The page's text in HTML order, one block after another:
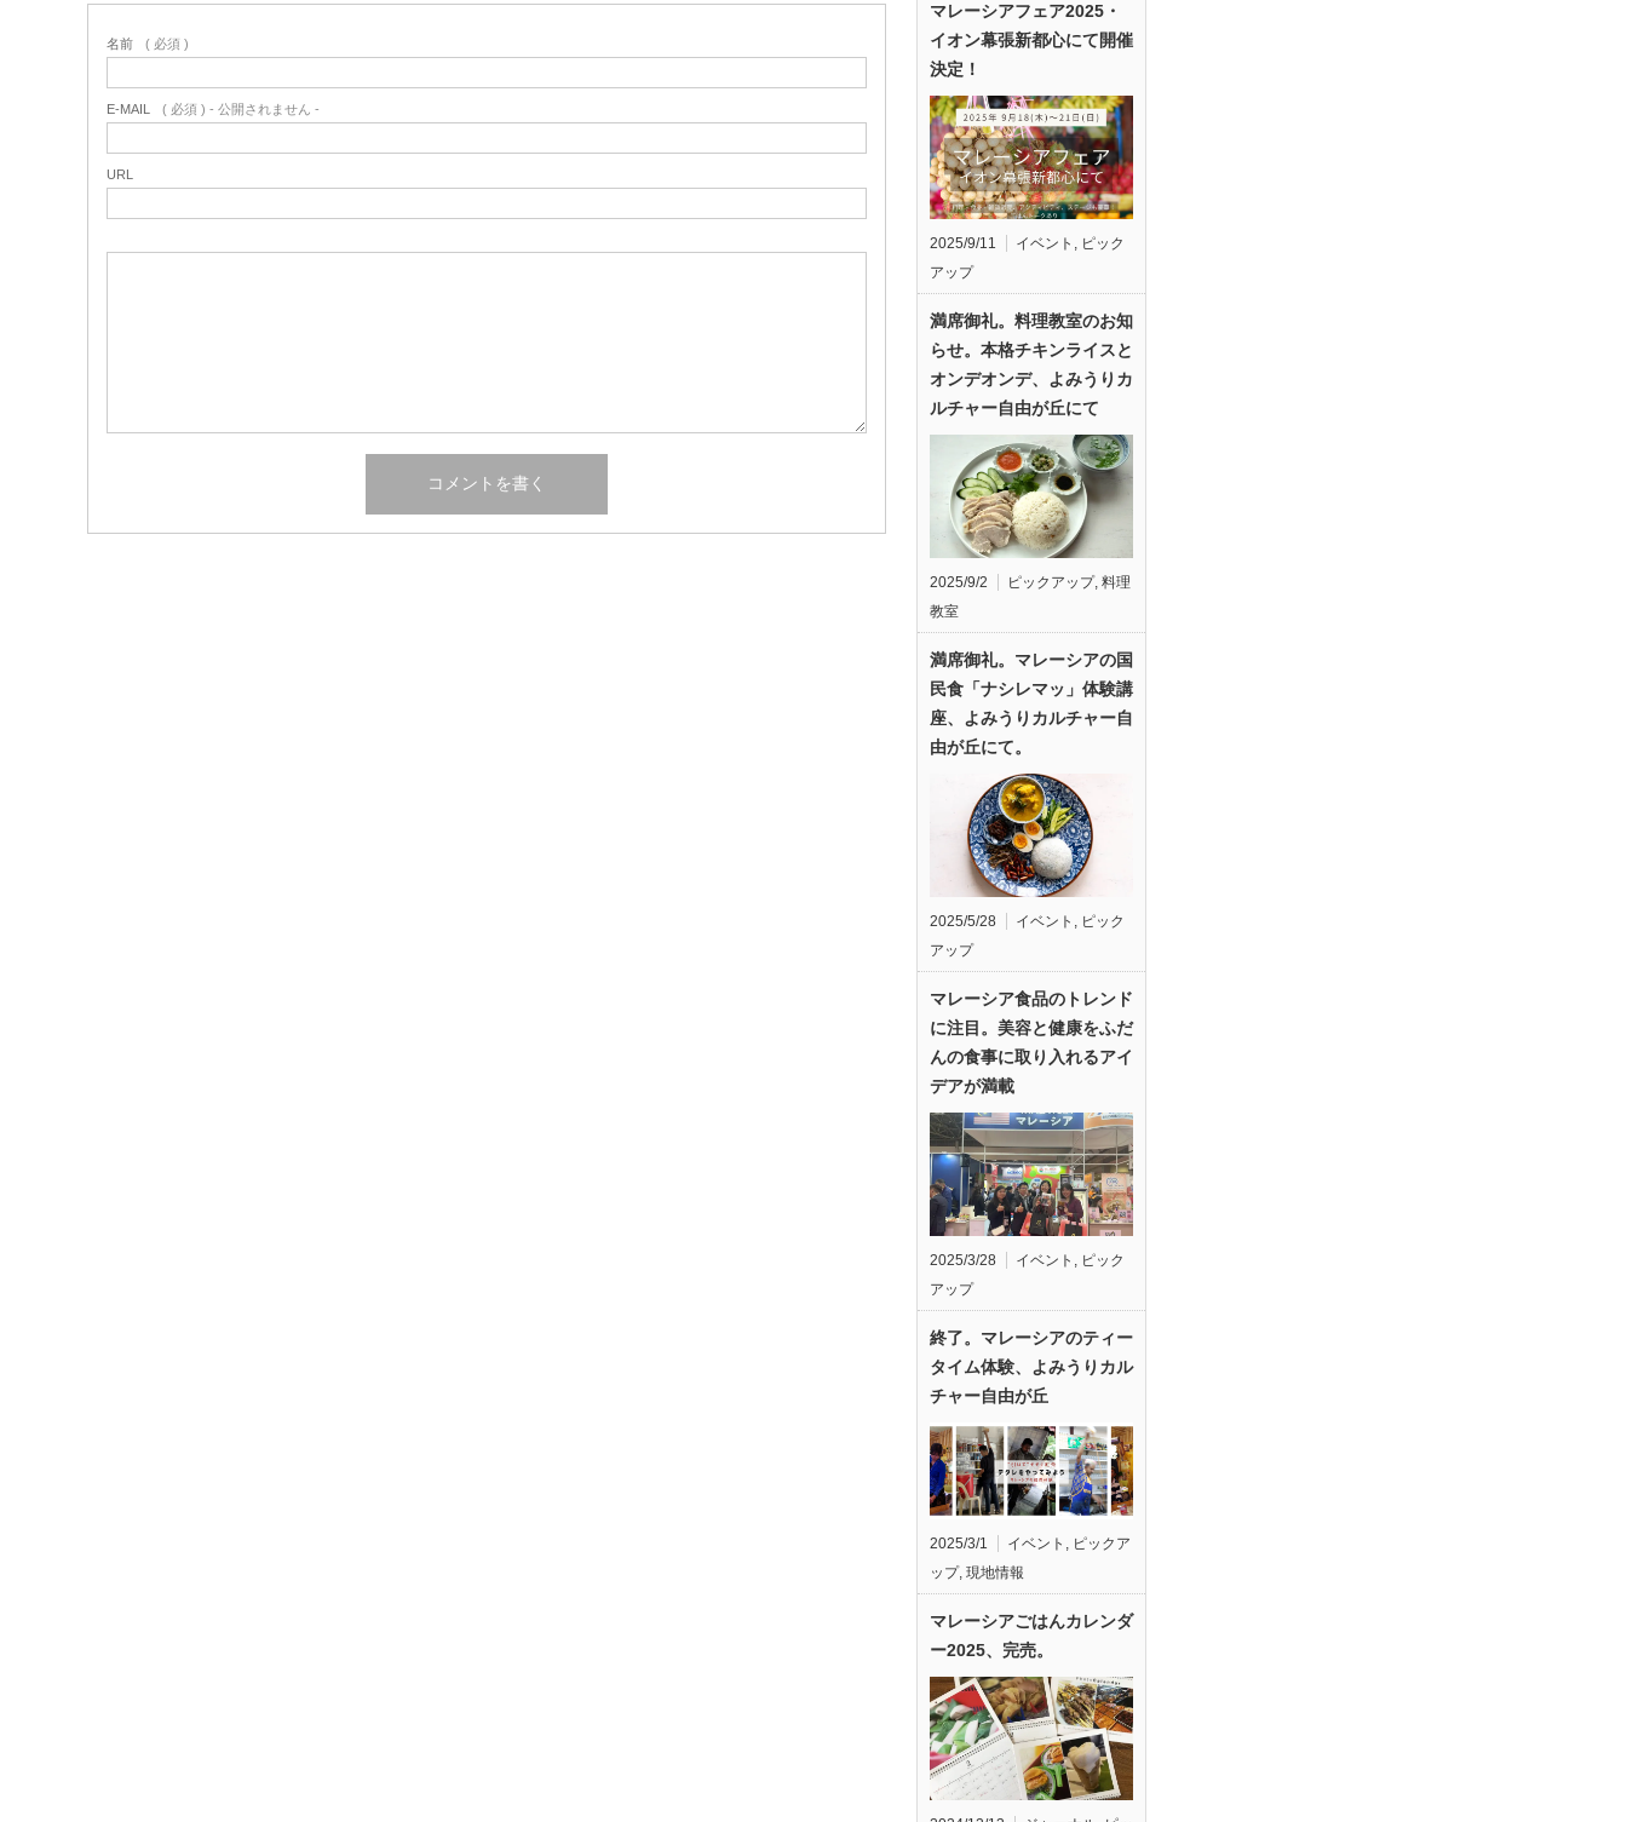
名前 ( 必須 )
E-MAIL ( 必須 ) - 公開されません -
URL
マレーシアフェア2025・
イオン幕張新都心にて開催
決定！
2025/9/11 イベント , ピック
アップ
満席御礼。料理教室のお知
らせ。本格チキンライスと
オンデオンデ、よみうりカ
ルチャー自由が丘にて
2025/9/2 ピックアップ, 料理
教室
満席御礼。マレーシアの国
民食「ナシレマッ」体験講
座、よみうりカルチャー自
由が丘にて。
2025/5/28 イベント , ピック
アップ
マレーシア食品のトレンド
に注目。美容と健康をふだ
んの食事に取り入れるアイ
デアが満載
2025/3/28 イベント
ピック
アップ
終了。マレーシアのティー
タイム体験、よみうりカル
チャー自由が丘
2025/3/1 イベント , ピックア
ップ, 現地情報
マレーシアごはんカレンダ
ー2025、完売。